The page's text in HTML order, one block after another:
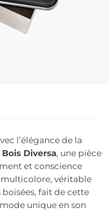
l’élégance de la
Diversa, une pièce
et conscience
véritable
fait de cette
unique en son